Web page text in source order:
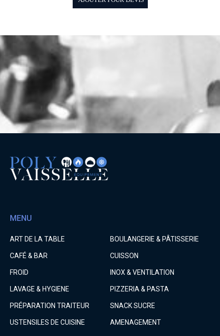
MENU
ART DE LA TABLE BOULANGERIE & PÂTISSERIE
CAFÉ & BAR CUISSON
FROID INOX & VENTILATION
LAVAGE & HYGIENE PIZZERIA & PASTA
PRÉPARATION TRAITEUR SNACK SUCRE
USTENSILES DE CUISINE AMENAGEMENT